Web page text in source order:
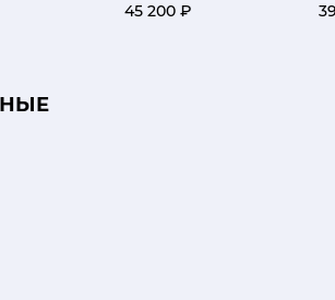
45 200 ₽